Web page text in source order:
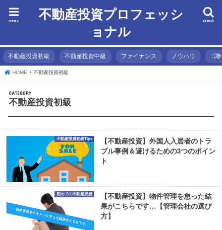
不動産投資プロフェッシ
ョナル
search
menu
不動産投資初級 不動産投資中級 ファイナンス ノウハウ コ
HOME 不動産投資初級
CATEGORY
不動産投資初級
不動産投資初級Tips
【不動産投資】外国人入居者のトラ
ブル事例＆避けるための3つのポイン
ト
初めての不動産投資
【不動産投資】物件管理を怠った結
果がこちらです…【管理会社の選び
方】